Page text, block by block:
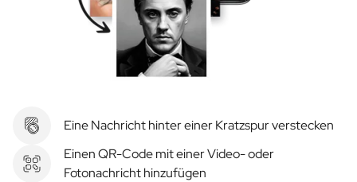
Eine Nachricht hinter einer Kratzspur verstecken
Einen QR-Code mit einer Video- oder
Fotonachricht hinzufügen